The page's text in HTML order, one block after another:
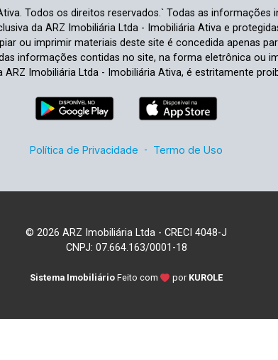
Todos os direitos reservados.` Todas as
da ARZ Imobiliária Ltda - Imobiliária Ativa e
ou imprimir materiais deste site é concedida apenas
informações contidas no site, na forma eletrônica ou
ARZ Imobiliária Ltda - Imobiliária Ativa, é estritamente
Política de Privacidade - Termo de Uso
© 2026 ARZ Imobiliária Ltda - CRECI 4048-J
CNPJ: 07.664.163/0001-18
Sistema Imobiliário Feito com por KUROLE